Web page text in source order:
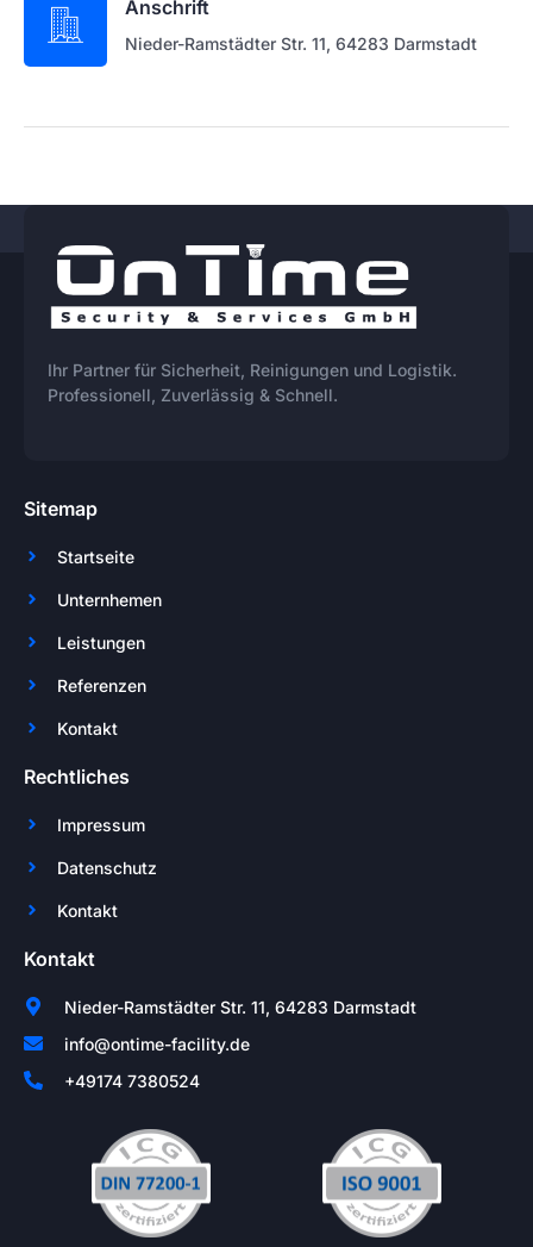
Anschrift
Nieder-Ramstädter Str. 11, 64283 Darmstadt
Ihr Partner für Sicherheit, Reinigungen und Logistik.
Professionell, Zuverlässig & Schnell.
Sitemap
Startseite
Unternhemen
Leistungen
Referenzen
Kontakt
Rechtliches
Impressum
Datenschutz
Kontakt
Kontakt
Nieder-Ramstädter Str. 11, 64283 Darmstadt
info@ontime-facility.de
+49174 7380524